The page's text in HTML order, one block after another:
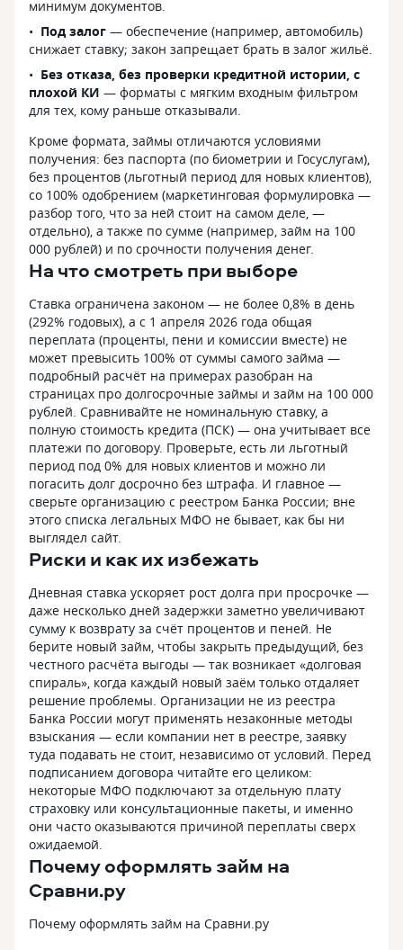
минимум документов.
Под залог — обеспечение (например, автомобиль)
снижает ставку; закон запрещает брать в залог жильё.
Без отказа, без проверки кредитной истории, с
плохой КИ — форматы с мягким входным фильтром
для тех, кому раньше отказывали.
Кроме формата, займы отличаются условиями
получения: без паспорта (по биометрии и Госуслугам),
без процентов (льготный период для новых клиентов),
со 100% одобрением (маркетинговая формулировка —
разбор того, что за ней стоит на самом деле, —
отдельно), а также по сумме (например, займ на 100
000 рублей) и по срочности получения денег.
На что смотреть при выборе
Ставка ограничена законом — не более 0,8% в день
(292% годовых), а с 1 апреля 2026 года общая
переплата (проценты, пени и комиссии вместе) не
может превысить 100% от суммы самого займа —
подробный расчёт на примерах разобран на
страницах про долгосрочные займы и займ на 100 000
рублей. Сравнивайте не номинальную ставку, а
полную стоимость кредита (ПСК) — она учитывает все
платежи по договору. Проверьте, есть ли льготный
период под 0% для новых клиентов и можно ли
погасить долг досрочно без штрафа. И главное —
сверьте организацию с реестром Банка России; вне
этого списка легальных МФО не бывает, как бы ни
выглядел сайт.
Риски и как их избежать
Дневная ставка ускоряет рост долга при просрочке —
даже несколько дней задержки заметно увеличивают
сумму к возврату за счёт процентов и пеней. Не
берите новый займ, чтобы закрыть предыдущий, без
честного расчёта выгоды — так возникает «долговая
спираль», когда каждый новый заём только отдаляет
решение проблемы. Организации не из реестра
Банка России могут применять незаконные методы
взыскания — если компании нет в реестре, заявку
туда подавать не стоит, независимо от условий. Перед
подписанием договора читайте его целиком:
некоторые МФО подключают за отдельную плату
страховку или консультационные пакеты, и именно
они часто оказываются причиной переплаты сверх
ожидаемой.
Почему оформлять займ на
Сравни.ру
Почему оформлять займ на Сравни.ру